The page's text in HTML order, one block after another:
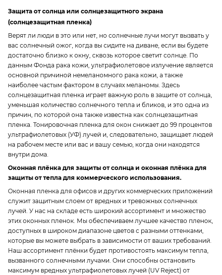
Защита от солнца или солнцезащитного экрана
(солнцезащитная пленка)
Верят ли люди в это или нет, но солнечные лучи могут вызвать у
вас солнечный ожог, когда вы сидите на диване, если вы будете
достаточно близко к окну, сквозь которое светит солнце. По
данным Фонда рака кожи, ультрафиолетовое излучение является
основной причиной немеланомного рака кожи, а также
наиболее частым фактором в случаях меланомы. Здесь
солнцезащитная пленка играет важную роль в защите от солнца,
уменьшая количество солнечного тепла и бликов, и это одна из
причин, по которой она также известна как солнцезащитная
пленка. Тонировочная пленка для окон снижает до 99 процентов
ультрафиолетовых (УФ) лучей и, следовательно, защищает людей
на рабочем месте или вас и вашу семью, когда они находятся
внутри дома.
Оконная плёнка для защиты от солнца и оконная плёнка для
защиты от тепла для коммерческого использования.
Оконная пленка для офисов и других коммерческих приложений
служит защитным слоем от вредных и тревожных солнечных
лучей. У нас на складе есть широкий ассортимент и множество
этих оконных пленок. Мы обеспечиваем лучшее качество пленок,
доступных в широком диапазоне цветов с разными оттенками,
которые вы можете выбрать в зависимости от ваших требований.
Наш ассортимент плёнки будет противостоять максимум тепла,
вызванного солнечными лучами. Они способны остановить
максимум вредных ультрафиолетовых лучей (UV Reject) от